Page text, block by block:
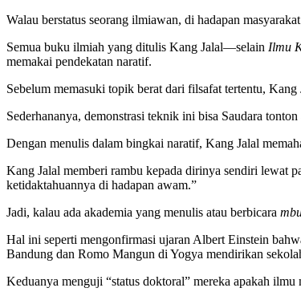
Walau berstatus seorang ilmiawan, di hadapan
Semua buku ilmiah yang ditulis Kang Jalal—selain Ilmu
memakai pendekatan naratif.
Sebelum memasuki topik berat dari filsafat tertentu,
Sederhananya, demonstrasi teknik ini bisa Saudara
Dengan menulis dalam bingkai naratif, Kang Jalal
Kang Jalal memberi rambu kepada dirinya sendiri lewat
ketidaktahuannya di hadapan awam.”
Jadi, kalau ada akademia yang menulis atau berbicara
Hal ini seperti mengonfirmasi ujaran Albert Einstein
Bandung dan Romo Mangun di Yogya mendirikan
Keduanya menguji “status doktoral” mereka apakah